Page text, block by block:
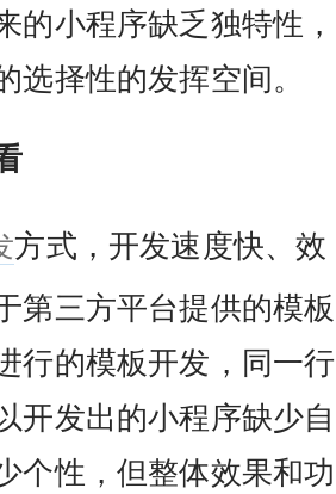
的小程序缺乏独特性，
选择性的发挥空间。
方式，开发速度快、效
第三方平台提供的模板
行的模板开发，同一行
开发出的小程序缺少自
个性，但整体效果和功